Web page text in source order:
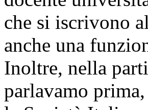
che si iscrivono
anche una
Inoltre, nella
parlavamo